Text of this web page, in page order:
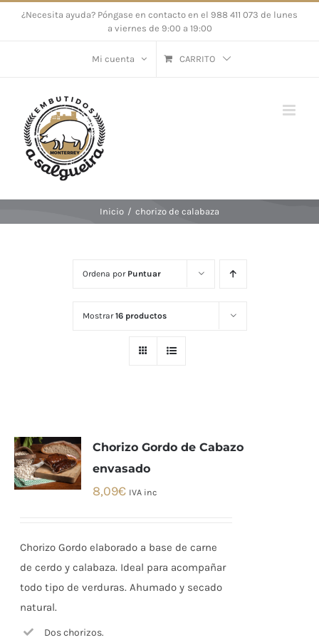
Saltar¿Necesita ayuda? Póngase en contacto en el 988 411 073 de lunes
a viernes de 9:00 a 19:00
Mi cuenta CARRITO
Inicio / chorizo de calabaza
Ordena por Puntuar
Mostrar16 productos
Chorizo Gordo de Cabazo
envasado
8,09€ IVA inc
Chorizo Gordo elaborado a base de carne
de cerdo y calabaza. Ideal para acompañar
todo tipo de verduras. Ahumado y secado
natural.
Dos chorizos.